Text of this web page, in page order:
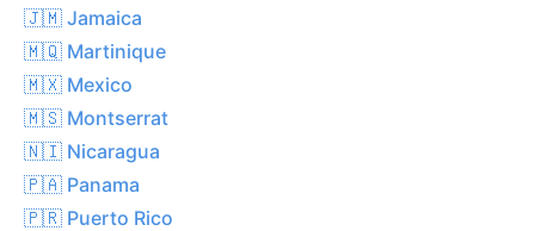
🇯🇲 Jamaica
🇲🇶 Martinique
🇲🇽 Mexico
🇲🇸 Montserrat
🇳🇮 Nicaragua
🇵🇦 Panama
🇵🇷 Puerto Rico